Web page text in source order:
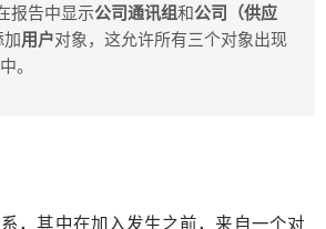
报告中显示公司通讯组和公司（供应
加用户对象，这允许所有三个对象出现
。
，其中在加入发生之前，来自一个对